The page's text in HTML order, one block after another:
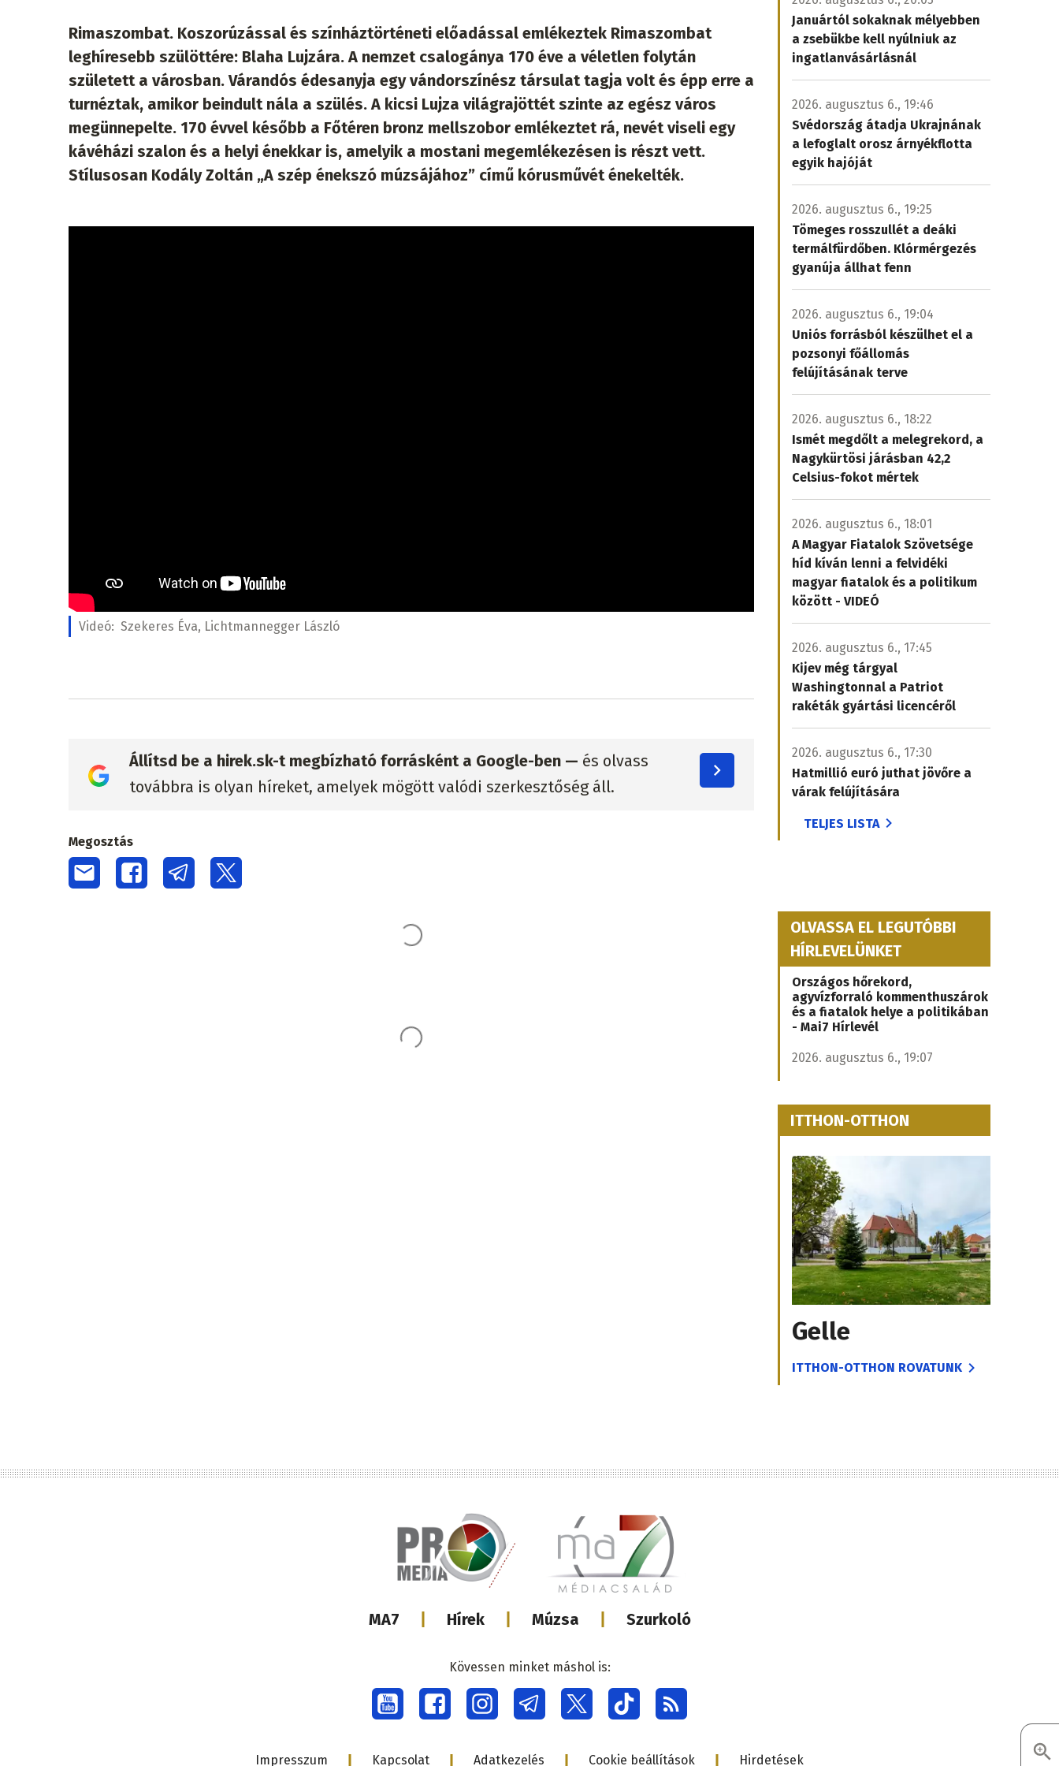
Rimaszombat. Koszorúzással és színháztörténeti előadással emlékeztek Rimaszombat
leghíresebb szülöttére: Blaha Lujzára. A nemzet csalogánya 170 éve a véletlen folytán
született a városban. Várandós édesanyja egy vándorszínész társulat tagja volt és épp erre a
turnéztak, amikor beindult nála a szülés. A kicsi Lujza világrajöttét szinte az egész város
megünnepelte. 170 évvel később a Főtéren bronz mellszobor emlékeztet rá, nevét viseli egy
kávéházi szalon és a helyi énekkar is, amelyik a mostani megemlékezésen is részt vett.
Stílusosan Kodály Zoltán „A szép énekszó múzsájához” című kórusművét énekelték.
Videó: Szekeres Éva, Lichtmannegger László
Állítsd be a hirek.sk-t megbízható forrásként a Google-ben — és olvass
továbbra is olyan híreket, amelyek mögött valódi szerkesztőség áll.
Megosztás
Januártól sokaknak mélyebben
a zsebükbe kell nyúlniuk az
ingatlanvásárlásnál
2026. augusztus 6., 19:46
Svédország átadja Ukrajnának
a lefoglalt orosz árnyékflotta
egyik hajóját
2026. augusztus 6., 19:25
Tömeges rosszullét a deáki
termálfürdőben. Klórmérgezés
gyanúja állhat fenn
2026. augusztus 6., 19:04
Uniós forrásból készülhet el a
pozsonyi főállomás
felújításának terve
2026. augusztus 6., 18:22
Ismét megdőlt a melegrekord, a
Nagykürtösi járásban 42,2
Celsius-fokot mértek
2026. augusztus 6., 18:01
A Magyar Fiatalok Szövetsége
híd kíván lenni a felvidéki
magyar fiatalok és a politikum
között - VIDEÓ
2026. augusztus 6., 17:45
Kijev még tárgyal
Washingtonnal a Patriot
rakéták gyártási licencéről
2026. augusztus 6., 17:30
Hatmillió euró juthat jövőre a
várak felújítására
TELJES LISTA
OLVASSA EL LEGUTÓBBI
HÍRLEVELÜNKET
Országos hőrekord,
agyvízforraló kommenthuszárok
és a fiatalok helye a politikában
- Mai7 Hírlevél
2026. augusztus 6., 19:07
ITTHON-OTTHON
Gelle
ITTHON-OTTHON ROVATUNK
Lábléc
médiacsalád
MA7 Hírek Múzsa Szurkoló
Social
menu
Kövessen minket máshol is:
Lábléc
Impresszum Kapcsolat Adatkezelés Cookie beállítások Hirdetések